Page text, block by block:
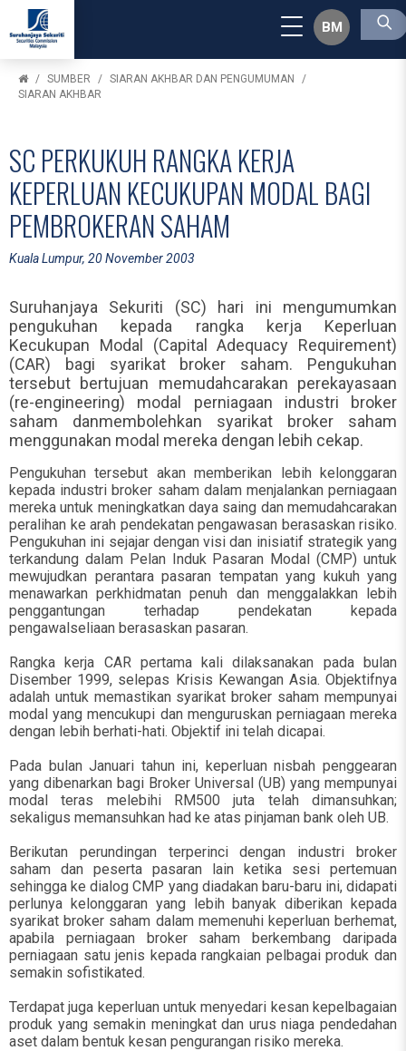
BM
SUMBER
SIARAN AKHBAR DAN PENGUMUMAN
SIARAN AKHBAR
SC PERKUKUH RANGKA KERJA
KEPERLUAN KECUKUPAN MODAL BAGI
PEMBROKERAN SAHAM
Kuala Lumpur, 20 November 2003
Suruhanjaya Sekuriti (SC) hari ini mengumumkan
pengukuhan kepada rangka kerja Keperluan
Kecukupan Modal (Capital Adequacy Requirement)
(CAR) bagi syarikat broker saham. Pengukuhan
tersebut bertujuan memudahcarakan perekayasaan
(re-engineering) modal perniagaan industri broker
saham danmembolehkan syarikat broker saham
menggunakan modal mereka dengan lebih cekap.
Pengukuhan tersebut akan memberikan lebih kelonggaran
kepada industri broker saham dalam menjalankan perniagaan
mereka untuk meningkatkan daya saing dan memudahcarakan
peralihan ke arah pendekatan pengawasan berasaskan risiko.
Pengukuhan ini sejajar dengan visi dan inisiatif strategik yang
terkandung dalam Pelan Induk Pasaran Modal (CMP) untuk
mewujudkan perantara pasaran tempatan yang kukuh yang
menawarkan perkhidmatan penuh dan menggalakkan lebih
penggantungan terhadap pendekatan kepada
pengawalseliaan berasaskan pasaran.
Rangka kerja CAR pertama kali dilaksanakan pada bulan
Disember 1999, selepas Krisis Kewangan Asia. Objektifnya
adalah untuk memastikan syarikat broker saham mempunyai
modal yang mencukupi dan menguruskan perniagaan mereka
dengan lebih berhati-hati. Objektif ini telah dicapai.
Pada bulan Januari tahun ini, keperluan nisbah penggearan
yang dibenarkan bagi Broker Universal (UB) yang mempunyai
modal teras melebihi RM500 juta telah dimansuhkan;
sekaligus memansuhkan had ke atas pinjaman bank oleh UB.
Berikutan perundingan terperinci dengan industri broker
saham dan peserta pasaran lain ketika sesi pertemuan
sehingga ke dialog CMP yang diadakan baru-baru ini, didapati
perlunya kelonggaran yang lebih banyak diberikan kepada
syarikat broker saham dalam memenuhi keperluan berhemat,
apabila perniagaan broker saham berkembang daripada
perniagaan satu jenis kepada rangkaian pelbagai produk dan
semakin sofistikated.
Terdapat juga keperluan untuk menyedari kesan kepelbagaian
produk yang semakin meningkat dan urus niaga pendedahan
aset dalam bentuk kesan pengurangan risiko mereka.